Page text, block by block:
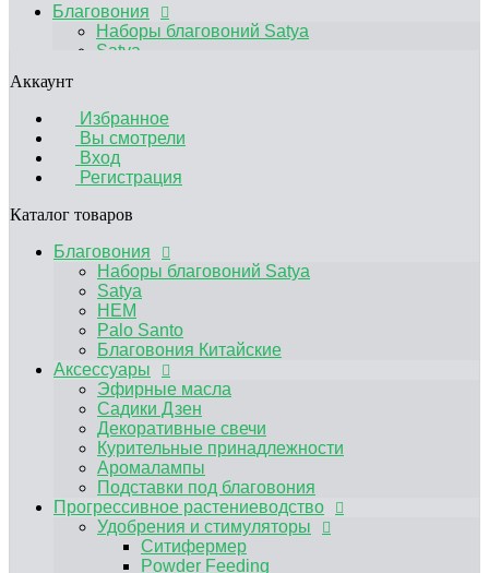
Благовония
Наборы благовоний Satya
Satya
Благовония Китайские
Аксессуары
Эфирные масла
Садики Дзен
Декоративные свечи
Курительные принадлежности
Аромалампы
Подставки под благовония
Прогрессивное растениеводство
Удобрения и стимуляторы
Powder Feeding
CannaBioGen
Growth Technology
Plagron
Plantators
Advanced Nutrients
Orange Tree
Simplex
RasTea
BIOBIZZ
HESI
Terra Aquatica
Другие удобрения, средства защиты от
Аккаунт
Избранное
Вы смотрели
Вход
Регистрация
Каталог товаров
Благовония
Наборы благовоний Satya
Satya
HEM
Palo Santo
Благовония Китайские
Аксессуары
Эфирные масла
Садики Дзен
Декоративные свечи
Курительные принадлежности
Аромалампы
Подставки под благовония
Прогрессивное растениеводство
Удобрения и стимуляторы
Ситифермер
Powder Feeding